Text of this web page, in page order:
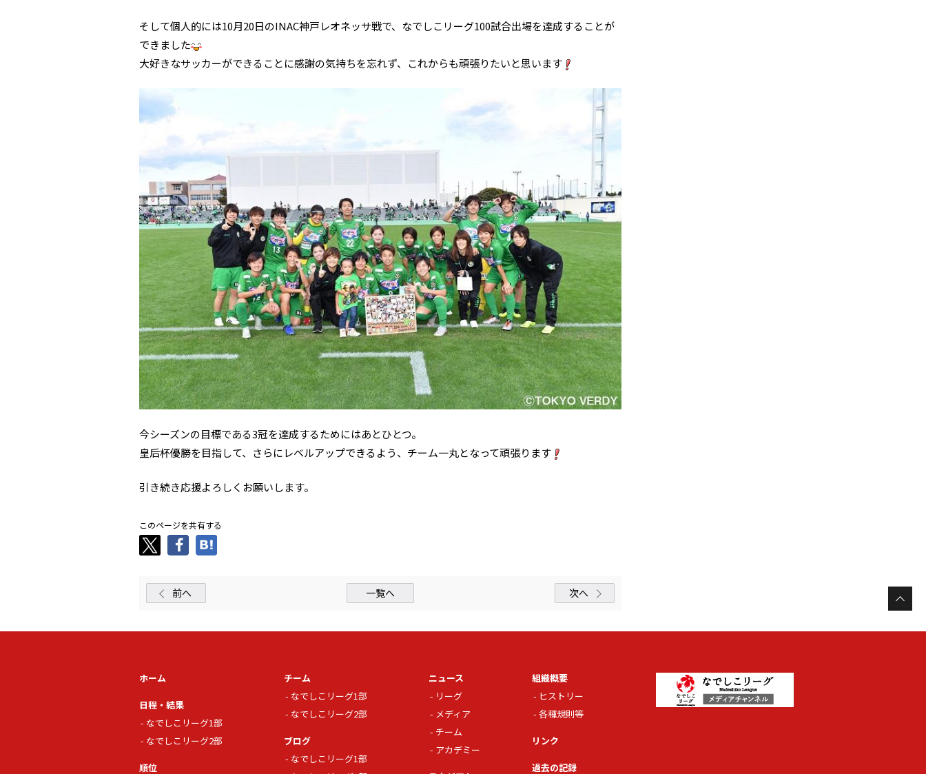
そして個人的には10月20日のINAC神戸レオネッサ戦で、なでしこリーグ100試合出場を達成することが
できました
大好きなサッカーができることに感謝の気持ちを忘れず、これからも頑張りたいと思います
今シーズンの目標である3冠を達成するためにはあとひとつ。
皇后杯優勝を目指して、さらにレベルアップできるよう、チーム一丸となって頑張ります
引き続き応援よろしくお願いします。
このページを共有する
前へ 一覧へ 次へ
ホーム
日程・結果
なでしこリーグ1部
なでしこリーグ2部
順位
チーム
なでしこリーグ1部
なでしこリーグ2部
ブログ
なでしこリーグ1部
ニュース
リーグ
メディア
チーム
アカデミー
組織概要
ヒストリー
各種規則等
リンク
過去の記録